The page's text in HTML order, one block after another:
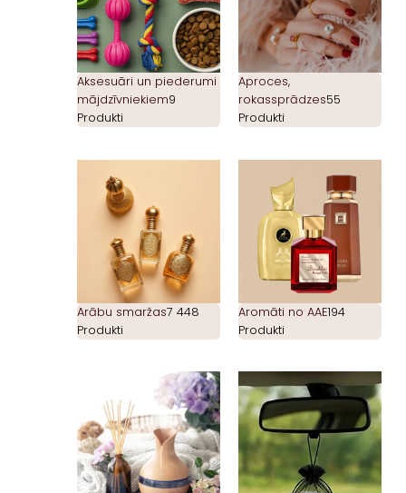
Aksesuāri un piederumi
mājdzīvniekiem9
Produkti
Aproces,
rokassprādzes55
Produkti
Arābu smaržas7 448
Produkti
Aromāti no AAE194
Produkti